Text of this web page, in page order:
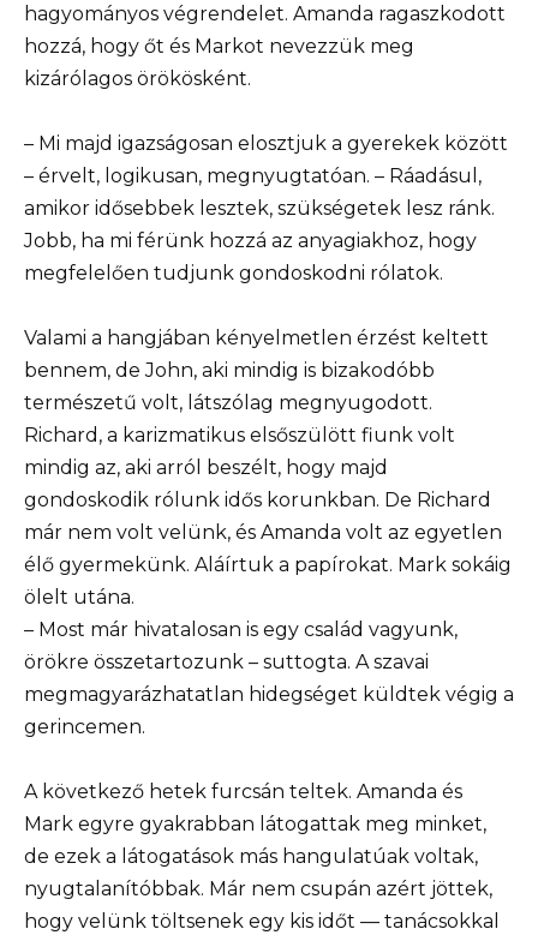
hagyományos végrendelet. Amanda ragaszkodott
hozzá, hogy őt és Markot nevezzük meg
kizárólagos örökösként.
– Mi majd igazságosan elosztjuk a gyerekek között
– érvelt, logikusan, megnyugtatóan. – Ráadásul,
amikor idősebbek lesztek, szükségetek lesz ránk.
Jobb, ha mi férünk hozzá az anyagiakhoz, hogy
megfelelően tudjunk gondoskodni rólatok.
Valami a hangjában kényelmetlen érzést keltett
bennem, de John, aki mindig is bizakodóbb
természetű volt, látszólag megnyugodott.
Richard, a karizmatikus elsőszülött fiunk volt
mindig az, aki arról beszélt, hogy majd
gondoskodik rólunk idős korunkban. De Richard
már nem volt velünk, és Amanda volt az egyetlen
élő gyermekünk. Aláírtuk a papírokat. Mark sokáig
ölelt utána.
– Most már hivatalosan is egy család vagyunk,
örökre összetartozunk – suttogta. A szavai
megmagyarázhatatlan hidegséget küldtek végig a
gerincemen.
A következő hetek furcsán teltek. Amanda és
Mark egyre gyakrabban látogattak meg minket,
de ezek a látogatások más hangulatúak voltak,
nyugtalanítóbbak. Már nem csupán azért jöttek,
hogy velünk töltsenek egy kis időt — tanácsokkal